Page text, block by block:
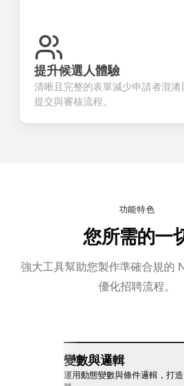
提升候選人體驗
清晰且完整的表單減少申請者混淆
提交與審核流程。
功能特色
您所需的一
強大工具幫助您製作準確合規的
優化招聘流程。
變數與邏輯
運用動態變數與條件邏輯，打